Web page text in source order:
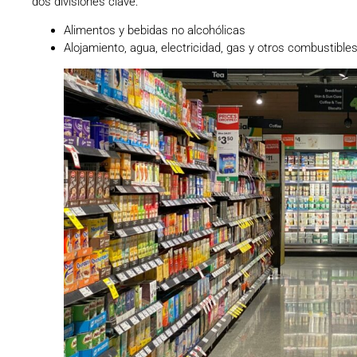
Alimentos y bebidas no alcohólicas
Alojamiento, agua, electricidad, gas y otros combustibles